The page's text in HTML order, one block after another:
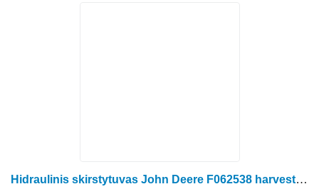
Hidraulinis skirstytuvas John Deere F062538 harvesterio John Deere 1470 D 1470 E